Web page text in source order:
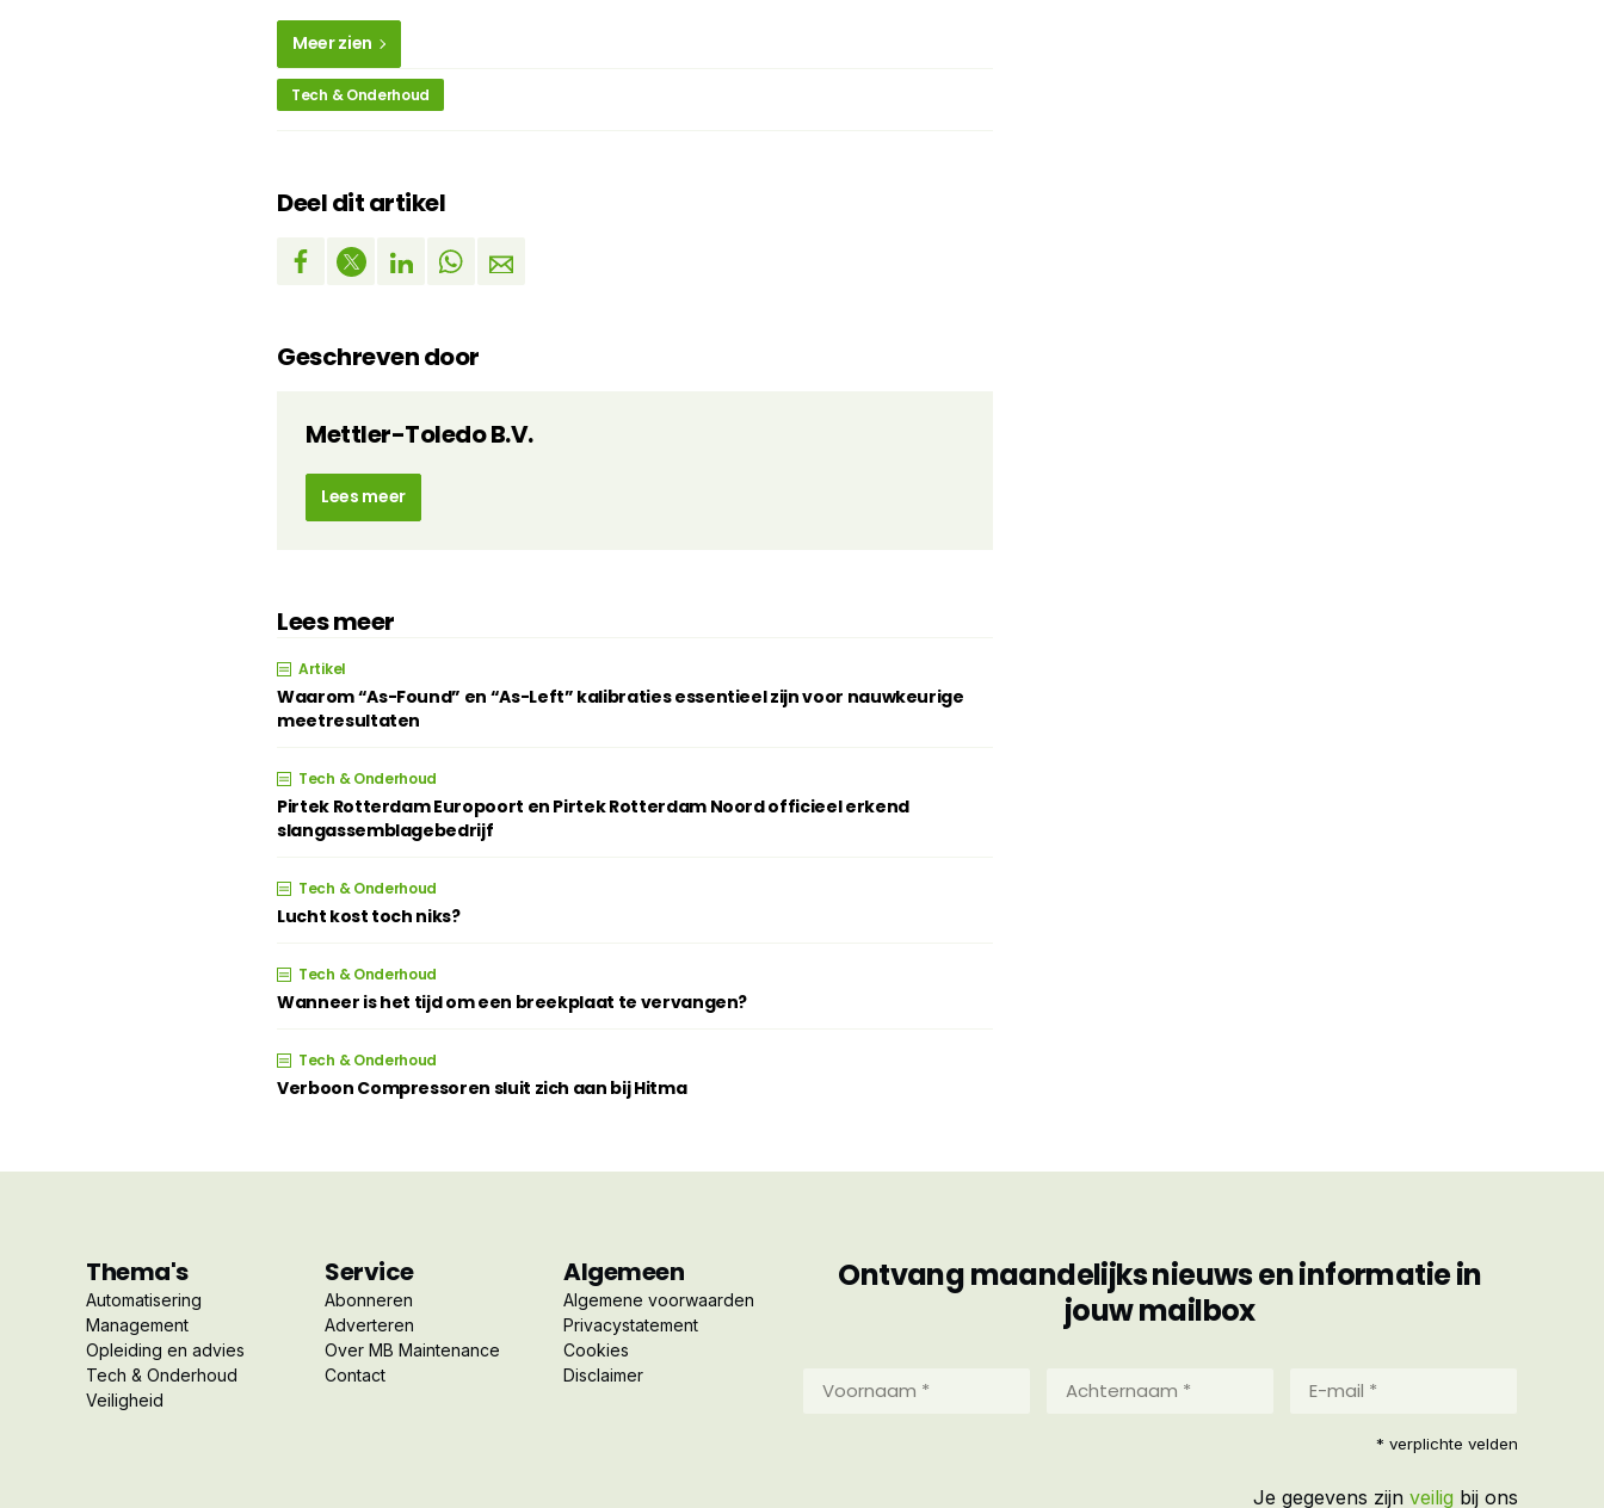
Meer zien
Tech & Onderhoud
Deel dit artikel
Geschreven door
Mettler-Toledo B.V.
Lees meer
Lees meer
Artikel
Waarom “As-Found” en “As-Left” kalibraties essentieel zijn voor nauwkeurige
meetresultaten
Tech & Onderhoud
Pirtek Rotterdam Europoort en Pirtek Rotterdam Noord officieel erkend
slangassemblagebedrijf
Tech & Onderhoud
Lucht kost toch niks?
Tech & Onderhoud
Wanneer is het tijd om een breekplaat te vervangen?
Tech & Onderhoud
Verboon Compressoren sluit zich aan bij Hitma
Thema's
Automatisering
Management
Opleiding en advies
Tech & Onderhoud
Veiligheid
Service
Abonneren
Adverteren
Over MB Maintenance
Contact
Algemeen
Algemene voorwaarden
Privacystatement
Cookies
Disclaimer
Ontvang maandelijks nieuws en informatie in
jouw mailbox
Achternaam
mail
* verplichte velden
Je gegevens zijn veilig bij ons